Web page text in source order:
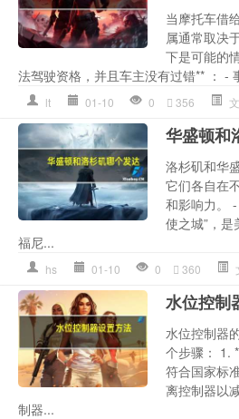
当摩托车借
属通常取决
下是可能的
法驾驶资格，并且车主没有过错** ： -
lt 01-10 0 356
华盛顿和
洛杉矶和华
它们各自在
和影响力。
使之城”，
福尼...
hs 01-10 0 360
水位控制
水位控制器
个步骤： 1.
符合国家标
离控制器以
制器...